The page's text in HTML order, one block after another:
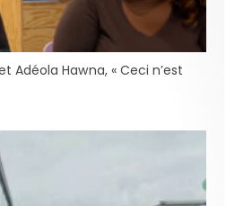
Adéola Hawna, « Ceci n’est